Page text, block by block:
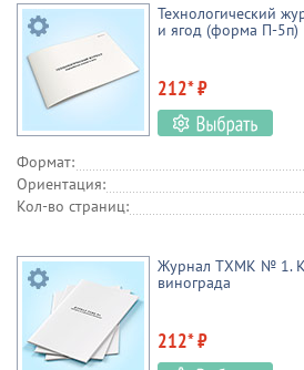
Технологический
и ягод (форма П-5п)
212* ₽
Формат:
Ориентация:
Кол-во страниц:
Журнал ТХМК № 1.
винограда
212* ₽